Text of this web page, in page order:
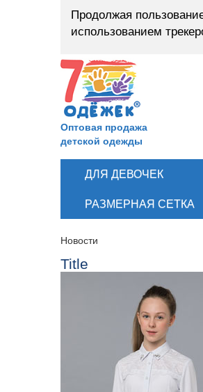
Продолжая
использованием
Оптовая продажа
детской одежды
ДЛЯ ДЕВОЧЕК
РАЗМЕРНАЯ СЕТКА
Новости
Title